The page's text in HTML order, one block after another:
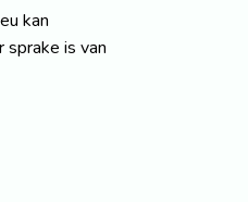
kan
sprake is van